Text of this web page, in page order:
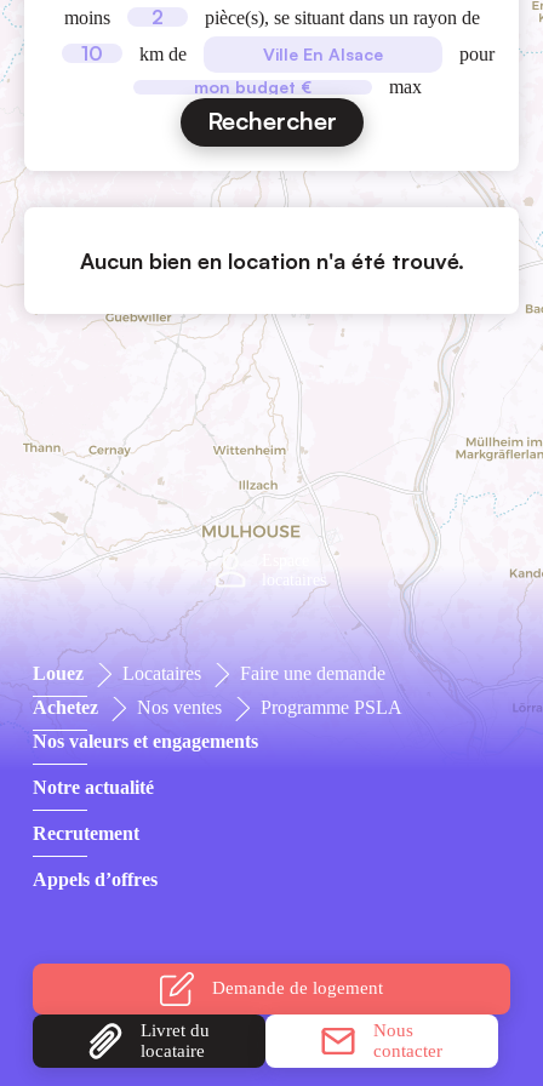
moins
pièce(s), se situant dans un rayon de
km de
pour
max
Aucun bien en location n'a été trouvé.
locataires
Louez Locataires
Faire une demande
Achetez
Nos ventes
Programme PSLA
Nos valeurs et engagements
Notre actualité
Recrutement
Appels d’offres
Demande de logement
Livret du
locataire
Nous
contacter